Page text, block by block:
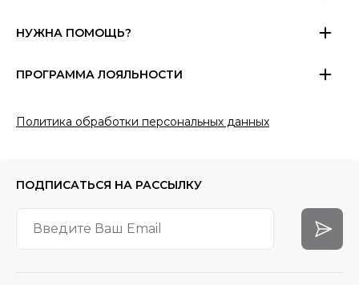
НУЖНА ПОМОЩЬ?
ПРОГРАММА ЛОЯЛЬНОСТИ
Политика обработки персональных данных
ПОДПИСАТЬСЯ НА РАССЫЛКУ